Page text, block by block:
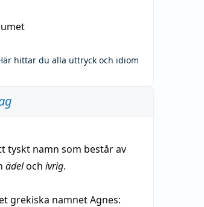
hittar du alla uttryck och idiom
tyskt namn som består av
ädeloch ivrig.
grekiska namnet Agnes: